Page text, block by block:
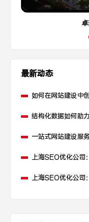
最新动态
如何在网站建设中
结构化数据如何助
一站式网站建设服
上海SEO优化公司
上海SEO优化公司